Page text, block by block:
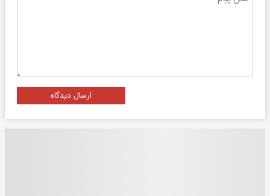
ارسال دیدگاه